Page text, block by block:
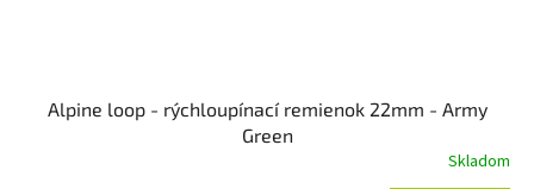
Alpine loop - rýchloupínací remienok 22mm - Army
Green
Skladom